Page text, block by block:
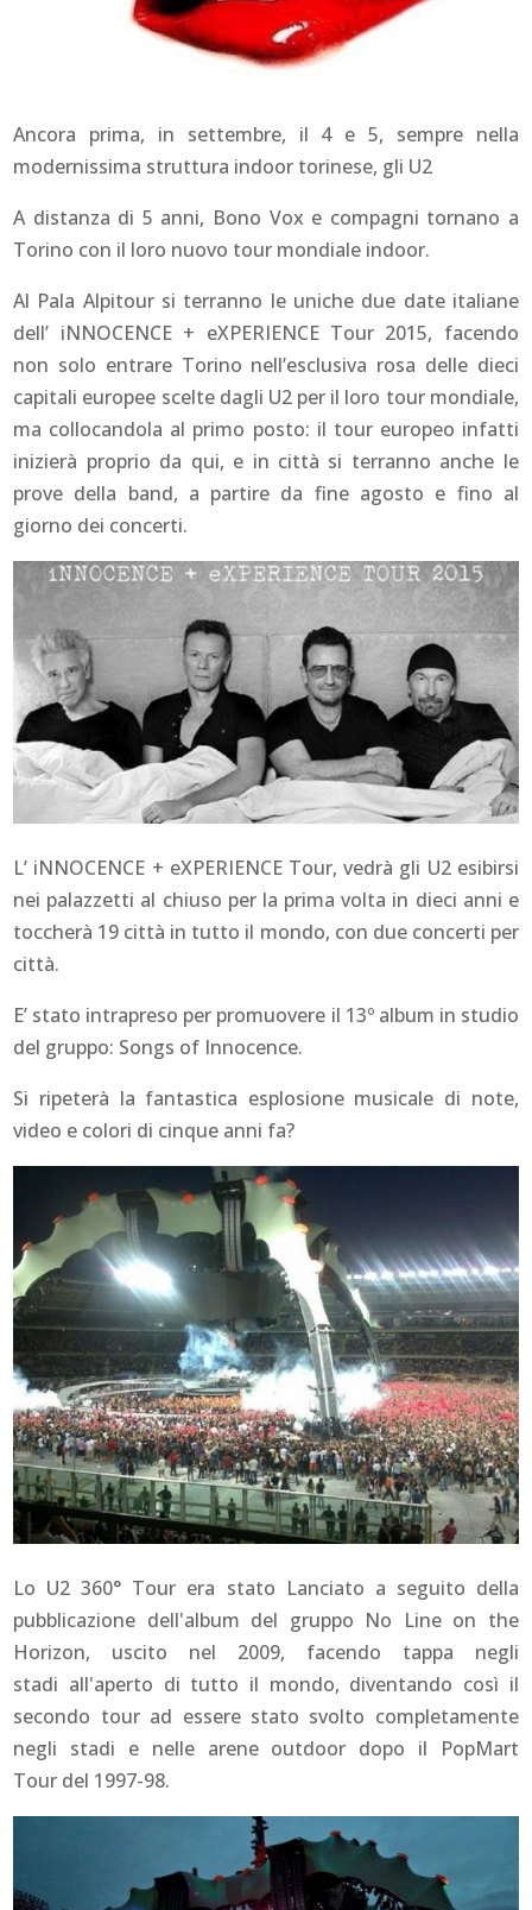
Ancora prima, in settembre, il 4 e 5, sempre nella
modernissima struttura indoor torinese, gli U2
A distanza di 5 anni, Bono Vox e compagni tornano a
Torino con il loro nuovo tour mondiale indoor.
Al Pala Alpitour si terranno le uniche due date italiane
dell’ iNNOCENCE + eXPERIENCE Tour 2015, facendo
non solo entrare Torino nell’esclusiva rosa delle dieci
capitali europee scelte dagli U2 per il loro tour mondiale,
ma collocandola al primo posto: il tour europeo infatti
inizierà proprio da qui, e in città si terranno anche le
prove della band, a partire da fine agosto e fino al
giorno dei concerti.
L’ iNNOCENCE + eXPERIENCE Tour, vedrà gli U2 esibirsi
nei palazzetti al chiuso per la prima volta in dieci anni e
toccherà 19 città in tutto il mondo, con due concerti per
città.
E’ stato intrapreso per promuovere il 13º album in studio
del gruppo: Songs of Innocence.
Si ripeterà la fantastica esplosione musicale di note,
video e colori di cinque anni fa?
Lo U2 360° Tour era stato Lanciato a seguito della
pubblicazione dell'album del gruppo No Line on the
Horizon, uscito nel 2009, facendo tappa negli
stadi all'aperto di tutto il mondo, diventando così il
secondo tour ad essere stato svolto completamente
negli stadi e nelle arene outdoor dopo il PopMart
Tour del 1997-98.